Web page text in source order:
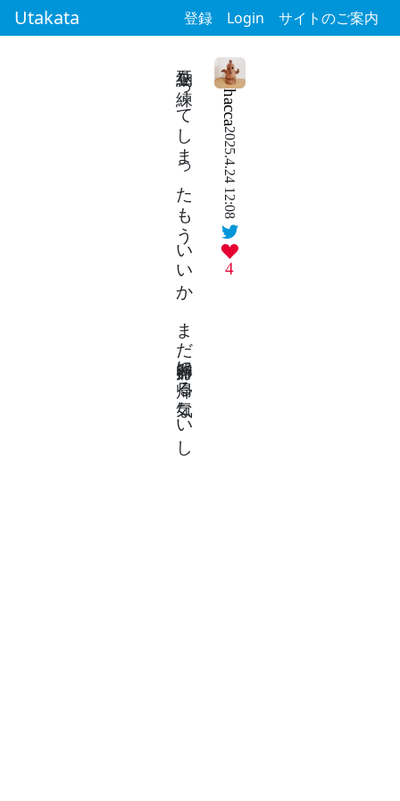
Utakata 登録 Login サイトのご案内
hacca
2025.4.24 12:08
4
納豆を練ってしまったもういいか まだ孵卵器に帰る気ないし